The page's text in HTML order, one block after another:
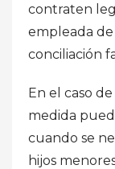
contraten
empleada
conciliación
En el caso
medida
cuando se
hijos